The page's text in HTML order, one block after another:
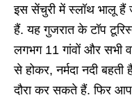
इस सेंचुरी में स्लॉथ भालू हैं
हैं. यह गुजरात के टॉप
लगभग 11 गांवों और सभी
से होकर, नर्मदा नदी
दौरा कर सकते हैं. फिर आप